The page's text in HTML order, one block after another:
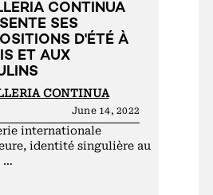
CONTINUA
SES
D'ÉTÉ À
ET AUX
CONTINUA
June 14, 2022
internationale
identité singulière au
…